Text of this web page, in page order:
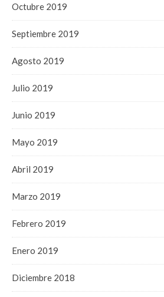
Octubre 2019
Septiembre 2019
Agosto 2019
Julio 2019
Junio 2019
Mayo 2019
Abril 2019
Marzo 2019
Febrero 2019
Enero 2019
Diciembre 2018